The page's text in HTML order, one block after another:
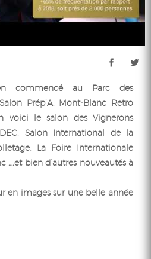
commencé au Parc des
Prép’A, Mont-Blanc Retro
voici le salon des Vignerons
Salon International de la
La Foire Internationale
….et bien d’autres nouveautés à
en images sur une belle année